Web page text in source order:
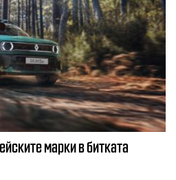
марки в битката